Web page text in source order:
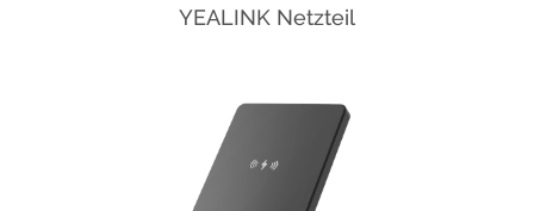
YEALINK Netzteil